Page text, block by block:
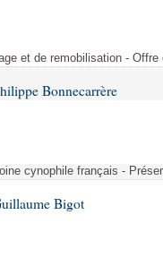
et de remobilisation -
Bonnecarrère
cynophile français -
Bigot